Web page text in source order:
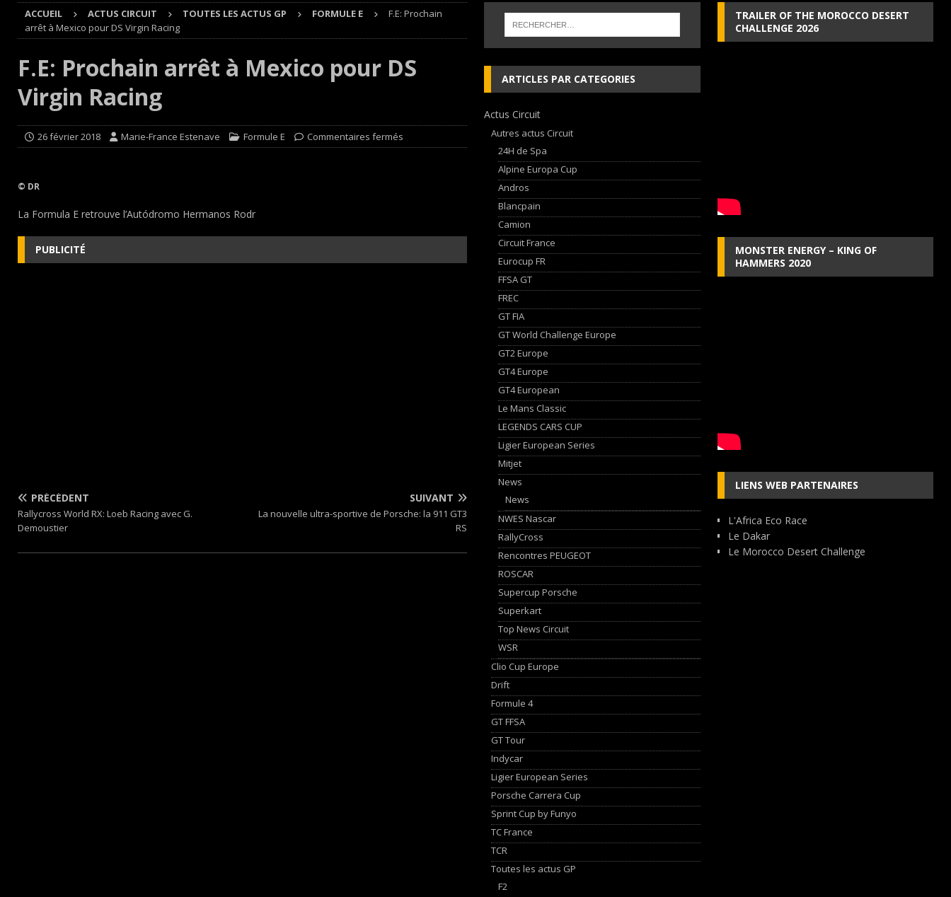
Cours
EDITO CIRCUIT
[ 4 août 2026 ] Autocross et SprinCar : Aydie conclut un week-end d’exception !
[ 3 août 2026 ]
GT4 AKKODIS-ASP : Victoire et double podium dans la Nièvre !
Buggyra Organization and WINBO-DONGJIAN Automotive Technology sign strategic partnership
ACCUEIL ACTUS CIRCUIT TOUTES LES ACTUS GP FORMULE E
F.E: Prochain
arrêt à Mexico pour DS Virgin Racing
F.E: Prochain arrêt à Mexico pour DS
Virgin Racing
26 février 2018 Marie-France Estenave Formule E Commentaires fermés
© DR
La Formula E retrouve l’Autódromo Hermanos Rodr
PUBLICITÉ
PRÉCÉDENT
Rallycross World RX: Loeb Racing avec G.
Demoustier
SUIVANT
La nouvelle ultra-sportive de Porsche: la 911 GT3
RS
ARTICLES PAR CATEGORIES
Actus Circuit
Autres actus Circuit
24H de Spa
Alpine Europa Cup
Andros
Blancpain
Camion
Circuit France
Eurocup FR
FFSA GT
FREC
GT FIA
GT World Challenge Europe
GT2 Europe
GT4 Europe
GT4 European
Le Mans Classic
LEGENDS CARS CUP
Ligier European Series
Mitjet
News
News
NWES Nascar
RallyCross
Rencontres PEUGEOT
ROSCAR
Supercup Porsche
Superkart
Top News Circuit
WSR
Clio Cup Europe
Drift
Formule 4
GT FFSA
GT Tour
Indycar
Ligier European Series
Porsche Carrera Cup
Sprint Cup by Funyo
TC France
TCR
Toutes les actus GP
F2
TRAILER OF THE MOROCCO DESERT
CHALLENGE 2026
MONSTER ENERGY – KING OF
HAMMERS 2020
LIENS WEB PARTENAIRES
L'Africa Eco Race
Le Dakar
Le Morocco Desert Challenge